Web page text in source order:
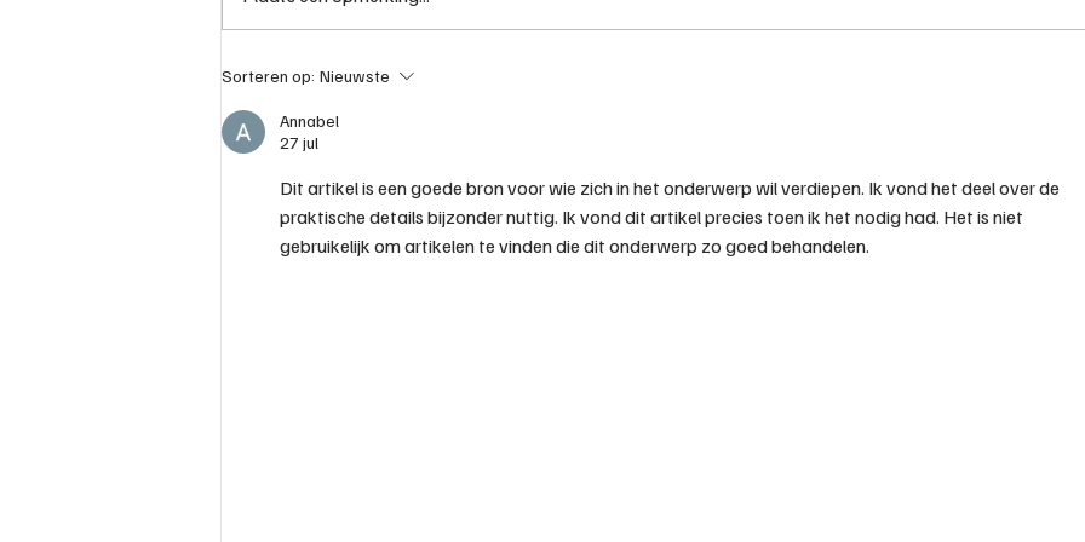
Wat kost rijles in
Sorteren op: Nieuwste
Annabel
27 jul
Dit artikel is een goede bron voor wie zich in het onderwerp wil verdiepen. Ik vond het deel over de
praktische details bijzonder nuttig. Ik vond dit artikel precies toen ik het nodig had. Het is niet
gebruikelijk om artikelen te vinden die dit onderwerp zo goed behandelen.